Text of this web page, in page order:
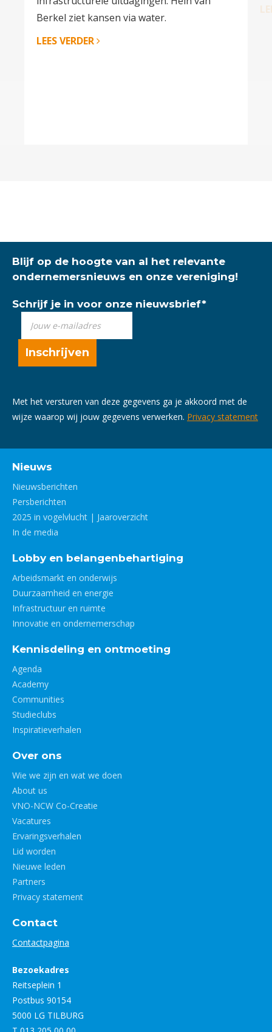
Berkel ziet kansen via water.
LEES VERDER
Blijf op de hoogte van al het relevante
ondernemersnieuws en onze vereniging!
Schrijf je in voor onze nieuwsbrief*
Met het versturen van deze gegevens ga je akkoord met de
wijze waarop wij jouw gegevens verwerken. Privacy statement
Nieuws
Nieuwsberichten
Persberichten
2025 in vogelvlucht | Jaaroverzicht
In de media
Lobby en belangenbehartiging
Arbeidsmarkt en onderwijs
Duurzaamheid en energie
Infrastructuur en ruimte
Innovatie en ondernemerschap
Kennisdeling en ontmoeting
Agenda
Academy
Communities
Studieclubs
Inspiratieverhalen
Over ons
Wie we zijn en wat we doen
About us
VNO-NCW Co-Creatie
Vacatures
Ervaringsverhalen
Lid worden
Nieuwe leden
Partners
Privacy statement
Contact
Contactpagina
Bezoekadres
Reitseplein 1
Postbus 90154
5000 LG TILBURG